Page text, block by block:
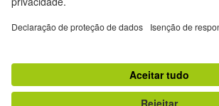
Outras publicações do Goethe-Institut
Gegenüber
Ruya